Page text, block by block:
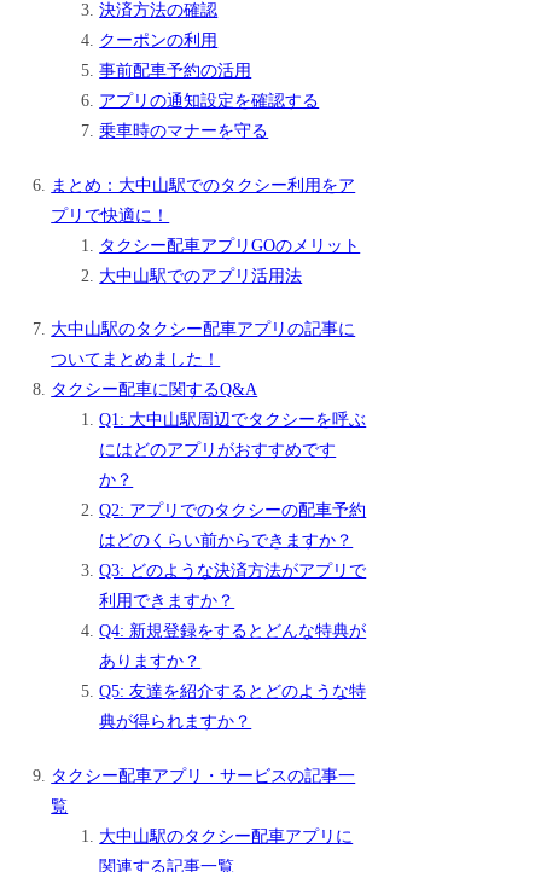
決済方法の確認
クーポンの利用
事前配車予約の活用
アプリの通知設定を確認する
乗車時のマナーを守る
まとめ：大中山駅でのタクシー利用をア
プリで快適に！
タクシー配車アプリGOのメリット
大中山駅でのアプリ活用法
大中山駅のタクシー配車アプリの記事に
ついてまとめました！
タクシー配車に関するQ&A
Q1: 大中山駅周辺でタクシーを呼ぶ
にはどのアプリがおすすめです
か？
Q2: アプリでのタクシーの配車予約
はどのくらい前からできますか？
Q3: どのような決済方法がアプリで
利用できますか？
Q4: 新規登録をするとどんな特典が
ありますか？
Q5: 友達を紹介するとどのような特
典が得られますか？
タクシー配車アプリ・サービスの記事一
覧
大中山駅のタクシー配車アプリに
関連する記事一覧